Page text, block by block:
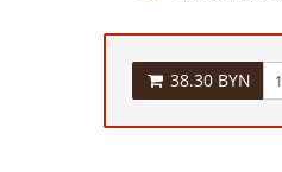
38.30 BYN